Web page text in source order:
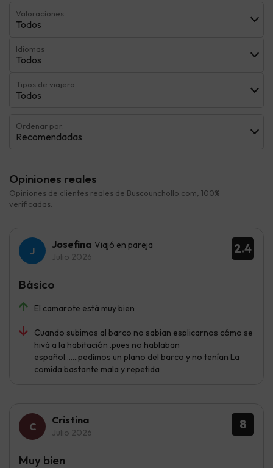
Valoraciones
Todos
Idiomas
Todos
Tipos de viajero
Todos
Ordenar por:
Recomendadas
Opiniones reales
Opiniones de clientes reales de Buscounchollo.com, 100%
verificadas.
2.4
Josefina Viajó en pareja
Julio 2026
El camarote está muy bien
Cuando subimos al barco no sabían esplicarnos cómo se
hivá a la habitación .pues no hablaban
español.......pedimos un plano del barco y no tenían La
comida bastante mala y repetida
Básico
8
Cristina
Julio 2026
Muy bien